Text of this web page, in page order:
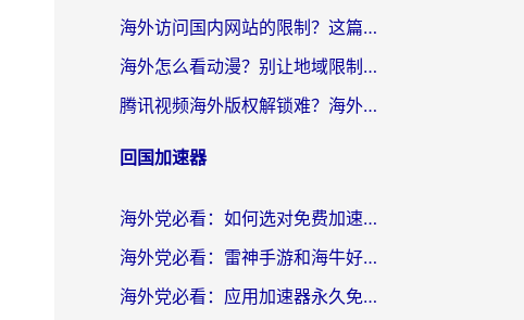
海外访问国内网站的限制？这篇攻略帮你无缝解锁12306、12123和国内影音
海外怎么看动漫？别让地域限制挡住你的追番快乐
腾讯视频海外版权解锁难？海外党亲测：选对回国加速器，追剧观影零障碍
回国加速器
海外党必看：如何选对免费加速器，无缝访问国内资源不踩坑？
海外党必看：雷神手游和海牛好用吗？+3款热门加速器实测对比，附番茄加速器无缝回国指南
海外党必看：应用加速器永久免费版真的存在吗？教你选对回国加速器无缝刷国内资源